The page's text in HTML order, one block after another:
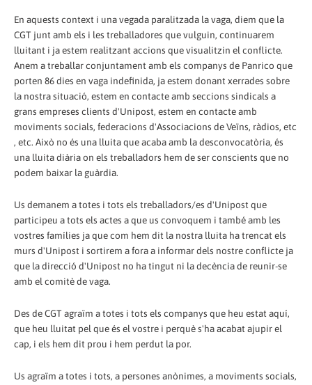
En aquests context i una vegada paralitzada la vaga, diem que la
CGT junt amb els i les treballadores que vulguin, continuarem
lluitant i ja estem realitzant accions que visualitzin el conflicte.
Anem a treballar conjuntament amb els companys de Panrico que
porten 86 dies en vaga indefinida, ja estem donant xerrades sobre
la nostra situació, estem en contacte amb seccions sindicals a
grans empreses clients d'Unipost, estem en contacte amb
moviments socials, federacions d'Associacions de Veïns, ràdios, etc
, etc. Això no és una lluita que acaba amb la desconvocatòria, és
una lluita diària on els treballadors hem de ser conscients que no
podem baixar la guàrdia.
Us demanem a totes i tots els treballadors/es d'Unipost que
participeu a tots els actes a que us convoquem i també amb les
vostres famílies ja que com hem dit la nostra lluita ha trencat els
murs d'Unipost i sortirem a fora a informar dels nostre conflicte ja
que la direcció d'Unipost no ha tingut ni la decència de reunir-se
amb el comitè de vaga.
Des de CGT agraïm a totes i tots els companys que heu estat aquí,
que heu lluitat pel que és el vostre i perquè s'ha acabat ajupir el
cap, i els hem dit prou i hem perdut la por.
Us agraïm a totes i tots, a persones anònimes, a moviments socials,